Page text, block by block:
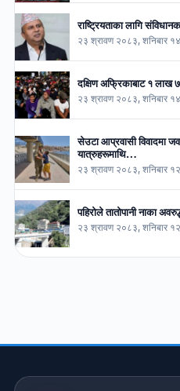
राष्ट्रियताका लागि
२३ श्रावण २०८३, शनिबार
दक्षिण अफ्रिकाबाट १ लाख
२३ श्रावण २०८३, शनिबार
सेउटा आप्रवासी विवादमा
यात्रुहरूमाथि…
२३ श्रावण २०८३, शनिबार
पहिरोले तातोपानी नाका
२३ श्रावण २०८३, शनिबार